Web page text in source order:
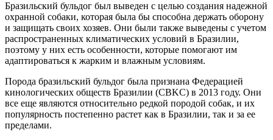
Бразильский бульдог был выведен с целью создания надежной
охранной собаки, которая была бы способна держать оборону
и защищать своих хозяев. Они были также выведены с учетом
распространенных климатических условий в Бразилии,
поэтому у них есть особенности, которые помогают им
адаптироваться к жарким и влажным условиям.
Порода бразильский бульдог была признана Федерацией
кинологических обществ Бразилии (CBKC) в 2013 году. Они
все еще являются относительно редкой породой собак, и их
популярность постепенно растет как в Бразилии, так и за ее
пределами.